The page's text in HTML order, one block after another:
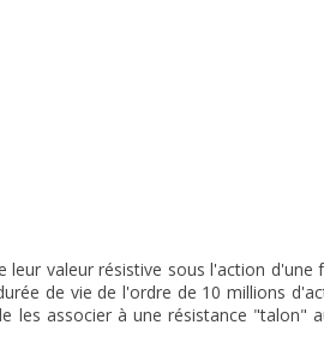
valeur résistive sous l'action d'une
de vie de l'ordre de 10 millions
les associer à une résistance "talon"